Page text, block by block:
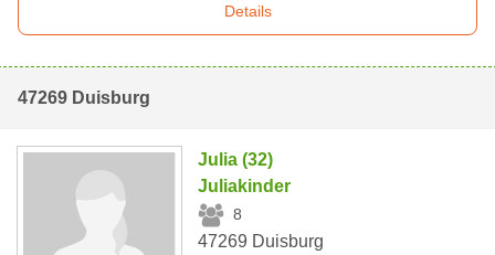
Details
47269 Duisburg
Julia (32)
Juliakinder
8
47269 Duisburg